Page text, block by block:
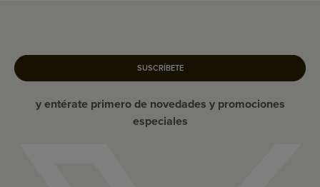
SUSCRÍBETE
y entérate primero de novedades y promociones
especiales